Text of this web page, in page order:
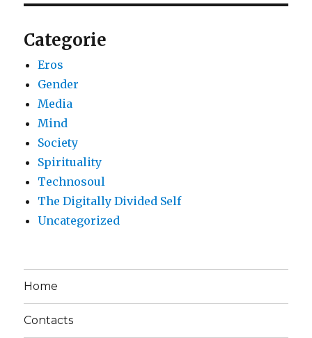
Categorie
Eros
Gender
Media
Mind
Society
Spirituality
Technosoul
The Digitally Divided Self
Uncategorized
Home
Contacts